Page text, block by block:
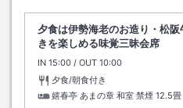
夕食は伊勢海老のお造り・松
きを楽しめる味覚三昧会席
IN チェックイン
15:00 / OUT チェックアウト
10:00
夕食/朝食付き
嬉春亭 あまの章 和室 禁煙 12.5畳